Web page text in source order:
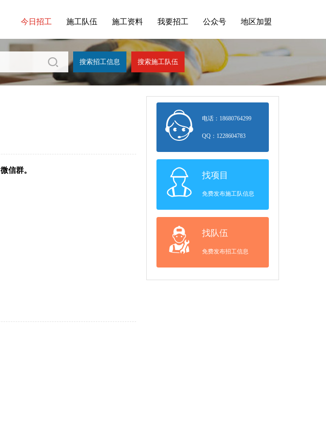
今日招工 施工队伍 施工资料 我要招工 公众号 地区加盟
微信群。
电话：18680764299
QQ：1228604783
找项目
免费发布施工队信息
找队伍
免费发布招工信息